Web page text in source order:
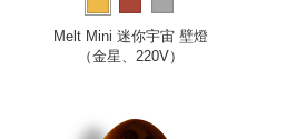
Melt Mini 迷你宇宙 壁燈
（金星、220V）